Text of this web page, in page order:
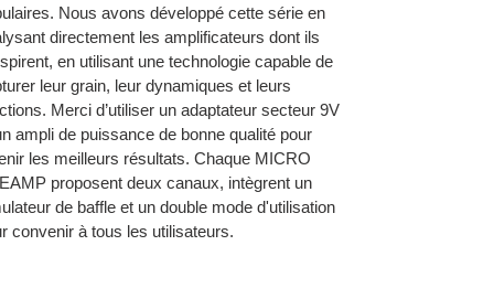
Nous avons développé cette série en
directement les amplificateurs dont ils
en utilisant une technologie capable de
leur grain, leur dynamiques et leurs
Merci d’utiliser un adaptateur secteur 9V
ampli de puissance de bonne qualité pour
les meilleurs résultats. Chaque MICRO
proposent deux canaux, intègrent un
de baffle et un double mode d'utilisation
convenir à tous les utilisateurs.